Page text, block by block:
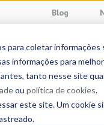
para coletar informações
informações para
tanto nesse site
ou política de cookies.
este site. Um cookie
Blog
Soluciones